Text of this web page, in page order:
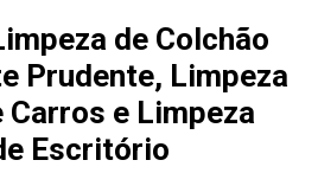
de Colchão
Prudente, Limpeza
Carros e Limpeza
Escritório